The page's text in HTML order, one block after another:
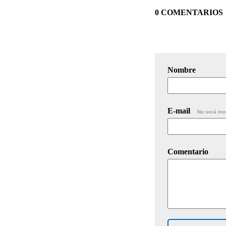
0 COMENTARIOS
Nombre
E-mail No será
Comentario